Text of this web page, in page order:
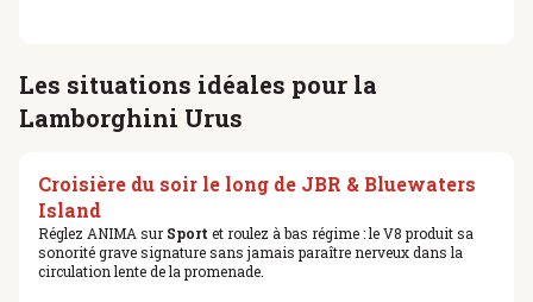
Les situations idéales pour la
Lamborghini Urus
Croisière du soir le long de JBR & Bluewaters
Island
Réglez ANIMA sur Sport et roulez à bas régime : le V8 produit sa
sonorité grave signature sans jamais paraître nerveux dans la
circulation lente de la promenade.